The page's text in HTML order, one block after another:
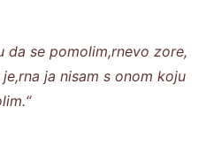
da se pomolim,rnevo zore,
ja nisam s onom koju